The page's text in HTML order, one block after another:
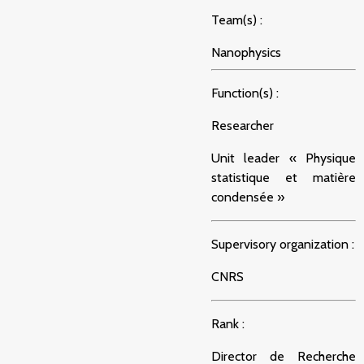
Team(s) :
Nanophysics
Function(s) :
Researcher
Unit leader « Physique
statistique et matière
condensée »
Supervisory organization :
CNRS
Rank :
Director de Recherche